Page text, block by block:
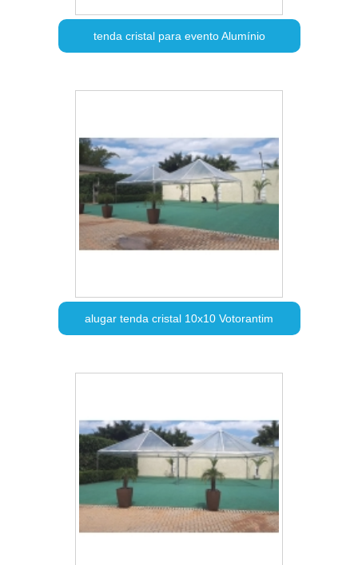
tenda cristal para evento Alumínio
alugar tenda cristal 10x10 Votorantim